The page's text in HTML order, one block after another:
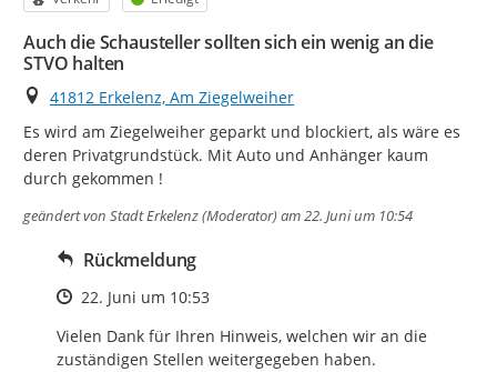
Auch die Schausteller sollten sich ein wenig an die
STVO halten
Ort
41812 Erkelenz, Am Ziegelweiher
Es wird am Ziegelweiher geparkt und blockiert, als wäre es
deren Privatgrundstück. Mit Auto und Anhänger kaum
durch gekommen !
geändert von Stadt Erkelenz (Moderator)am 22. Juni um 10:54
Rückmeldung
Zeitpunkt des Erstellens
22. Juni um 10:53
Vielen Dank für Ihren Hinweis, welchen wir an die
zuständigen Stellen weitergegeben haben.